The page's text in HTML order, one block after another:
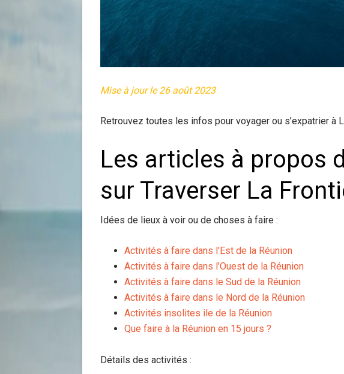
Mise à jour le 26 août 2023
Retrouvez toutes les infos pour voyager ou s’expatrier à
Les articles à propos
sur Traverser La
Idées de lieux à voir ou de choses à faire :
Activités à faire dans l’Est de la Réunion
Activités à faire dans l’Ouest de la Réunion
Activités à faire dans le Sud de la Réunion
Activités à faire dans le Nord de la Réunion
Activités insolites ile de la Réunion
Que faire à la Réunion en 15 jours ?
Détails des activités :